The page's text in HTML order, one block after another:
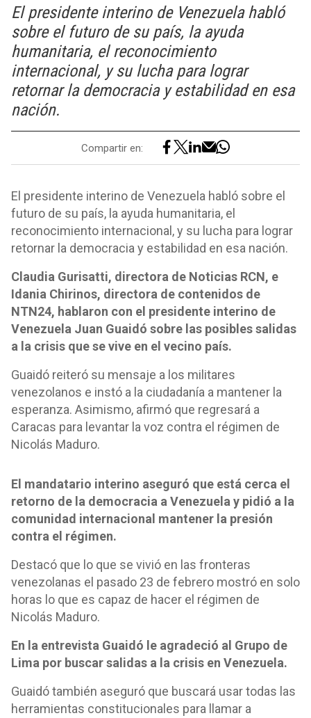
El presidente interino de Venezuela habló
sobre el futuro de su país, la ayuda
humanitaria, el reconocimiento
internacional, y su lucha para lograr
retornar la democracia y estabilidad en esa
nación.
Compartir en:
El presidente interino de Venezuela habló sobre el
futuro de su país, la ayuda humanitaria, el
reconocimiento internacional, y su lucha para lograr
retornar la democracia y estabilidad en esa nación.
Claudia Gurisatti, directora de Noticias RCN, e
Idania Chirinos, directora de contenidos de
NTN24, hablaron con el presidente interino de
Venezuela Juan Guaidó sobre las posibles salidas
a la crisis que se vive en el vecino país.
Guaidó reiteró su mensaje a los militares
venezolanos e instó a la ciudadanía a mantener la
esperanza. Asimismo, afirmó que regresará a
Caracas para levantar la voz contra el régimen de
Nicolás Maduro.
El mandatario interino aseguró que está cerca el
retorno de la democracia a Venezuela y pidió a la
comunidad internacional mantener la presión
contra el régimen.
Destacó que lo que se vivió en las fronteras
venezolanas el pasado 23 de febrero mostró en solo
horas lo que es capaz de hacer el régimen de
Nicolás Maduro.
En la entrevista Guaidó le agradeció al Grupo de
Lima por buscar salidas a la crisis en Venezuela.
Guaidó también aseguró que buscará usar todas las
herramientas constitucionales para llamar a